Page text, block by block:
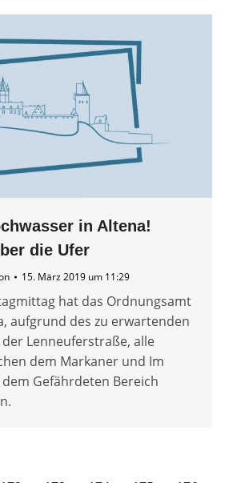
in Altena!
die Ufer
15. März 2019 um 11:29
hat das Ordnungsamt
aufgrund des zu erwartenden
Lenneuferstraße, alle
dem Markaner und Im
Gefährdeten Bereich